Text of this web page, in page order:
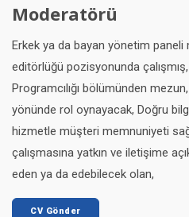
Moderatörü
Erkek ya da bayan yönetim
editörlüğü pozisyonunda
Programcılığı bölümünden
yönünde rol oynayacak, Doğru
hizmetle müşteri memnuniyeti
çalışmasına yatkın ve iletişime
eden ya da edebilecek olan,
CV Gönder